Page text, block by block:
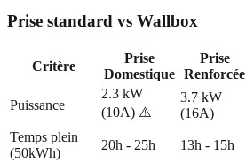
Prise standard vs Wallbox
Critère
Prise
Domestique
Prise
Renforcée
Puissance
2.3 kW
(10A) ⚠️
3.7 kW
(16A)
Temps plein
(50kWh)
20h - 25h 13h - 15h